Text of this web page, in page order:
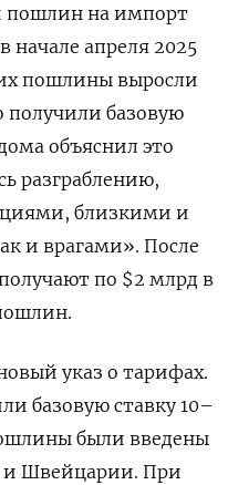
пошлин на импорт
начале апреля 2025
пошлины выросли
получили базовую
объяснил это
разграблению,
близкими и
и врагами». После
по $2 млрд в
указ о тарифах.
базовую ставку 10–
были введены
и Швейцарии. При